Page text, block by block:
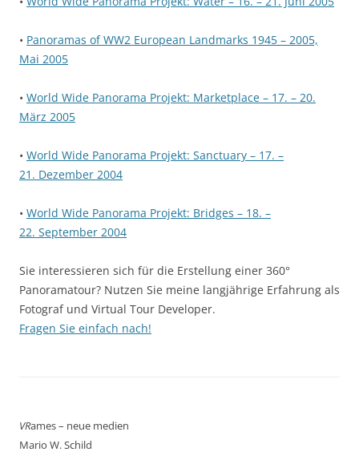
• Panoramas of WW2 European Landmarks 1945 – 2005,
Mai 2005
• World Wide Panorama Projekt: Marketplace – 17. – 20.
März 2005
• World Wide Panorama Projekt: Sanctuary – 17. –
21. Dezember 2004
• World Wide Panorama Projekt: Bridges – 18. –
22. September 2004
Sie interessieren sich für die Erstellung einer 360°
Panoramatour? Nutzen Sie meine langjährige Erfahrung als
Fotograf und Virtual Tour Developer.
Fragen Sie einfach nach!
VRames – neue medien
Mario W. Schild